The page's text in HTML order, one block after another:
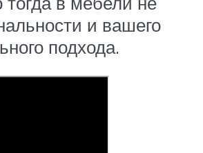
и вашего
подхода.